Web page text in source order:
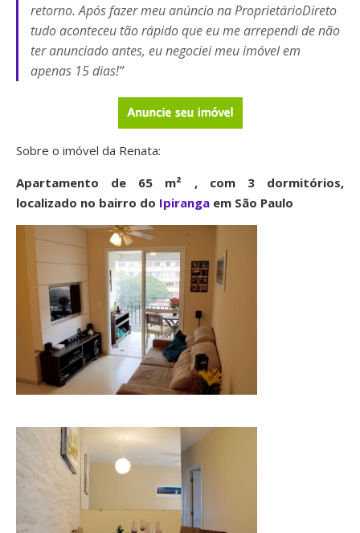
retorno. Após fazer meu anúncio na ProprietárioDireto
tudo aconteceu tão rápido que eu me arrependi de não
ter anunciado antes, eu negociei meu imóvel em
apenas 15 dias!”
Sobre o imóvel da Renata:
Apartamento de 65 m² , com 3 dormitórios,
localizado no bairro do Ipiranga em São Paulo